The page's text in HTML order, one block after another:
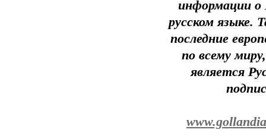
информации о
русском языке.
последние
по всему
является